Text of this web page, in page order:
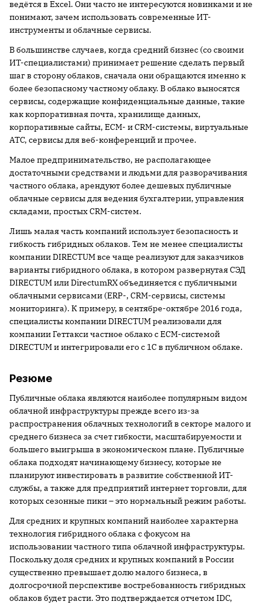
ведётся в Excel. Они часто не интересуются новинками и не
понимают, зачем использовать современные ИТ-
инструменты и облачные сервисы.
В большинстве случаев, когда средний бизнес (со своими
ИТ-специалистами) принимает решение сделать первый
шаг в сторону облаков, сначала они обращаются именно к
более безопасному частному облаку. В облако выносятся
сервисы, содержащие конфиденциальные данные, такие
как корпоративная почта, хранилище данных,
корпоративные сайты, ECM- и CRM-системы, виртуальные
АТС, сервисы для веб-конференций и прочее.
Малое предпринимательство, не располагающее
достаточными средствами и людьми для разворачивания
частного облака, арендуют более дешевых публичные
облачные сервисы для ведения бухгалтерии, управления
складами, простых CRM-систем.
Лишь малая часть компаний использует безопасность и
гибкость гибридных облаков. Тем не менее специалисты
компании DIRECTUM все чаще реализуют для заказчиков
варианты гибридного облака, в котором развернутая СЭД
DIRECTUM или DirectumRX объединяется с публичными
облачными сервисами (ERP-, CRM-сервисы, системы
мониторинга). К примеру, в сентябре-октябре 2016 года,
специалисты компании DIRECTUM реализовали для
компании Геттакси частное облако с ECM-системой
DIRECTUM и интегрировали его с 1С в публичном облаке.
Резюме
Публичные облака являются наиболее популярным видом
облачной инфраструктуры прежде всего из-за
распространения облачных технологий в секторе малого и
среднего бизнеса за счет гибкости, масштабируемости и
большего выигрыша в экономическом плане. Публичные
облака подходят начинающему бизнесу, которые не
планируют инвестировать в развитие собственной ИТ-
службы, а также для предприятий интернет торговли, для
которых сезонные пики – это нормальный режим работы.
Для средних и крупных компаний наиболее характерна
технология гибридного облака с фокусом на
использовании частного типа облачной инфраструктуры.
Поскольку доля средних и крупных компаний в России
существенно превышает долю малого бизнеса, в
долгосрочной перспективе востребованность гибридных
облаков будет расти. Это подтверждается отчетом IDC,